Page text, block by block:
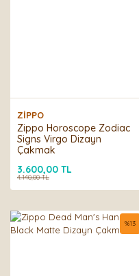
ZİPPO
Zippo Horoscope Zodiac
Signs Virgo Dizayn
Çakmak
3.600,00 TL
4.140,00 TL
%13